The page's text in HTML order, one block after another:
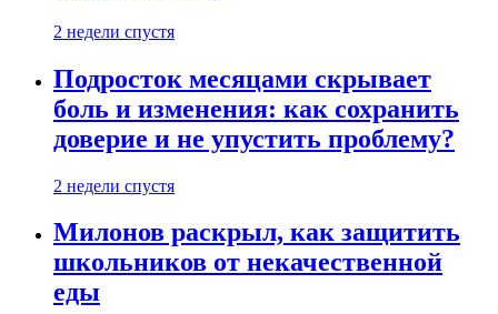
2 недели спустя
Подросток месяцами скрывает
боль и изменения: как сохранить
доверие и не упустить проблему?
2 недели спустя
Милонов раскрыл, как защитить
школьников от некачественной
еды